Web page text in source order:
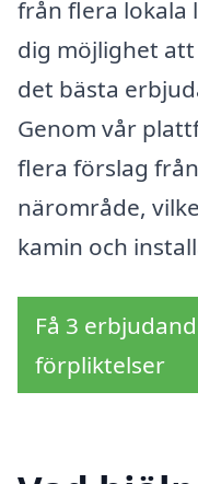
från flera lokala
dig möjlighet
det bästa
Genom vår
flera förslag
närområde,
kamin och
Få 3
förpliktelser